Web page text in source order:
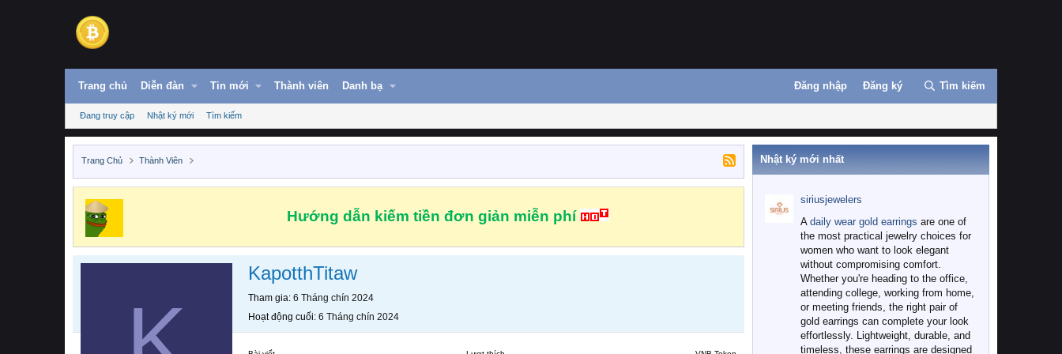
Trang chủ Diễn đàn Tin mới Thành viên Danh bạ Đăng nhập Đăng ký Tìm kiếm
Đang truy cập Nhật ký mới Tìm kiếm
Trang Chủ Thành Viên
Hướng dẫn kiếm tiền đơn giản miễn phí
KapotthTitaw
Tham gia 6 Tháng chín 2024
Hoạt động cuối 6 Tháng chín 2024
Nhật ký mới nhất
siriusjewelers
A daily wear gold earrings are one of
the most practical jewelry choices for
women who want to look elegant
without compromising comfort.
Whether you're heading to the office,
attending college, working from home,
or meeting friends, the right pair of
gold earrings can complete your look
effortlessly. Lightweight, durable, and
timeless, these earrings are designed